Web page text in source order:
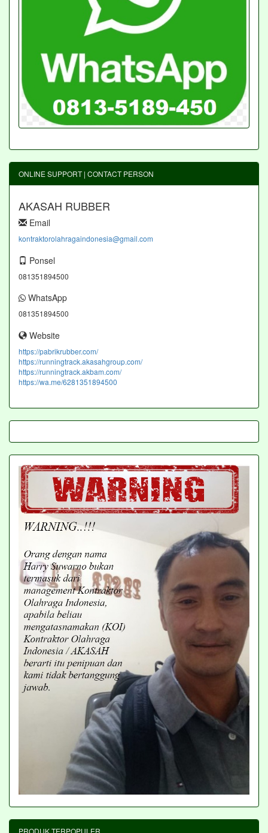
ONLINE SUPPORT | CONTACT PERSON
AKASAH RUBBER
Email
kontraktorolahragaindonesia@gmail.com
Ponsel
081351894500
WhatsApp
081351894500
Website
https://pabrikrubber.com/
https://runningtrack.akasahgroup.com/
https://runningtrack.akbam.com/
https://wa.me/6281351894500
PRODUK TERPOPULER